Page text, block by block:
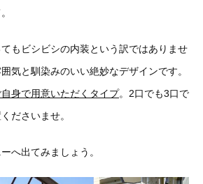
もビシビシの内装という訳ではありませ
気と馴染みのいい絶妙なデザインです。
身で用意いただくタイプ。2口でも3口で
ださいませ。
へ出てみましょう。